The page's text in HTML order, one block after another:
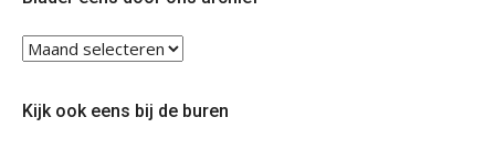
Blader
eens
ons
Kijk ook eens bij de buren